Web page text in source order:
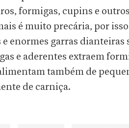
formigas, cupins e
é muito precária, por
e enormes garras dianteiras
e aderentes extraem
também de
de carniça.